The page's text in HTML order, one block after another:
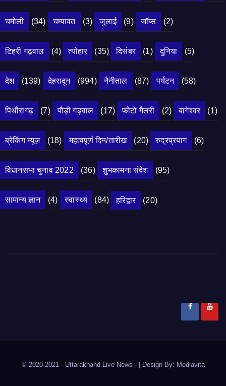
चमोली (34) चम्पावत (3) जुलाई (9) जॉब्स (2)
टिहरी गढ़वाल (4) त्योहार (35) दिसंबर (1) दुनिया (5)
देश (139) देहरादून (994) नैनीताल (87) पर्यटन (58)
पिथौरागढ़ (7) पौड़ी गढ़वाल (17) फोटो गैलरी (2) बागेश्वर (1)
ब्रेकिंग न्यूज़ (18) महत्वपूर्ण दिन/तारीख (20) रुद्रप्रयाग (6)
विधानसभा चुनाव 2022 (36) शुभकामना संदेश (95)
सामान्य ज्ञान (4) स्वास्थ्य (84) हरिद्वार (20)
© 2020-2021 - Uttarakhand Live News - Design By: Mediavita